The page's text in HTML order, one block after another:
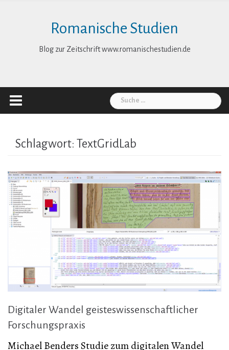
Romanische Studien
Blog zur Zeitschrift www.romanischestudien.de
Suche
nach:
Schlagwort: TextGridLab
Digitaler Wandel geisteswissenschaftlicher
Forschungspraxis
Michael Benders Studie zum digitalen Wandel